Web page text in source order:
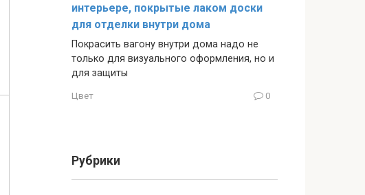
интерьере, покрытые лаком доски
для отделки внутри дома
Покрасить вагону внутри дома надо не
только для визуального оформления, но и
для защиты
Цвет 0
Рубрики